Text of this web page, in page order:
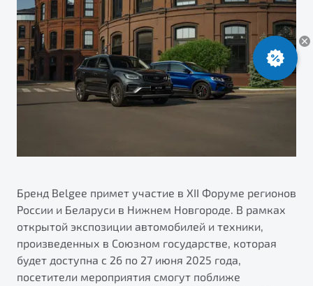
Яркий кроссовер
от 2 219 990 ₽*
S50
Автокредит
Трейд-ин
Страхование
Расчет КАСКО
ПОДДЕРЖКА
Гарантия Belgee
Belgee Линк
Belgee Клуб
Помощь на дорогах
О дилерском центре
Правовая информация
НАША КОМАНДА
Бренд Belgee примет участие в XII Форуме регионов
России и Беларуси в Нижнем Новгороде. В рамках
открытой экспозиции автомобилей и техники,
произведенных в Союзном государстве, которая
будет доступна с 26 по 27 июня 2025 года,
посетители мероприятия смогут поближе